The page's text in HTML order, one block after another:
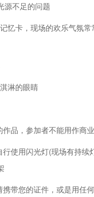
源不足的问题
忆卡，现场的欢乐气氛
淋的眼睛
作品，参加者不能用作商
行使用闪光灯(现场有持续
携带您的证件，或是用任